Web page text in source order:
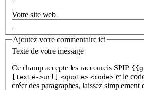
Votre site web
Ajoutez votre commentaire ici
Texte de votre message
Ce champ accepte les raccourcis SPIP
[texte->url] <quote> <code> et le
créer des paragraphes, laissez simplement